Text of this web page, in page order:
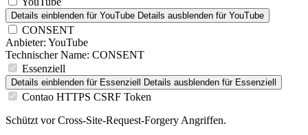
Details einblenden für YouTube Details ausblenden für YouTube
CONSENT
Anbieter: YouTube
Technischer Name: CONSENT
Essenziell
Details einblenden für Essenziell Details ausblenden für Essenziell
Contao HTTPS CSRF Token
Schützt vor Cross-Site-Request-Forgery Angriffen.